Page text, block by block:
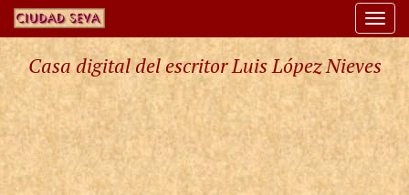
Casa digital del escritor Luis López Nieves